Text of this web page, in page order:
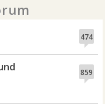
474
859